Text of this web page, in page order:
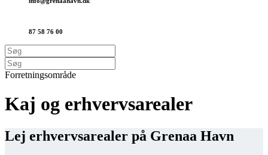
87 58 76 00
Forretningsområde
Kaj og erhvervs­arealer
Lej erhvervsarealer på Grenaa Havn